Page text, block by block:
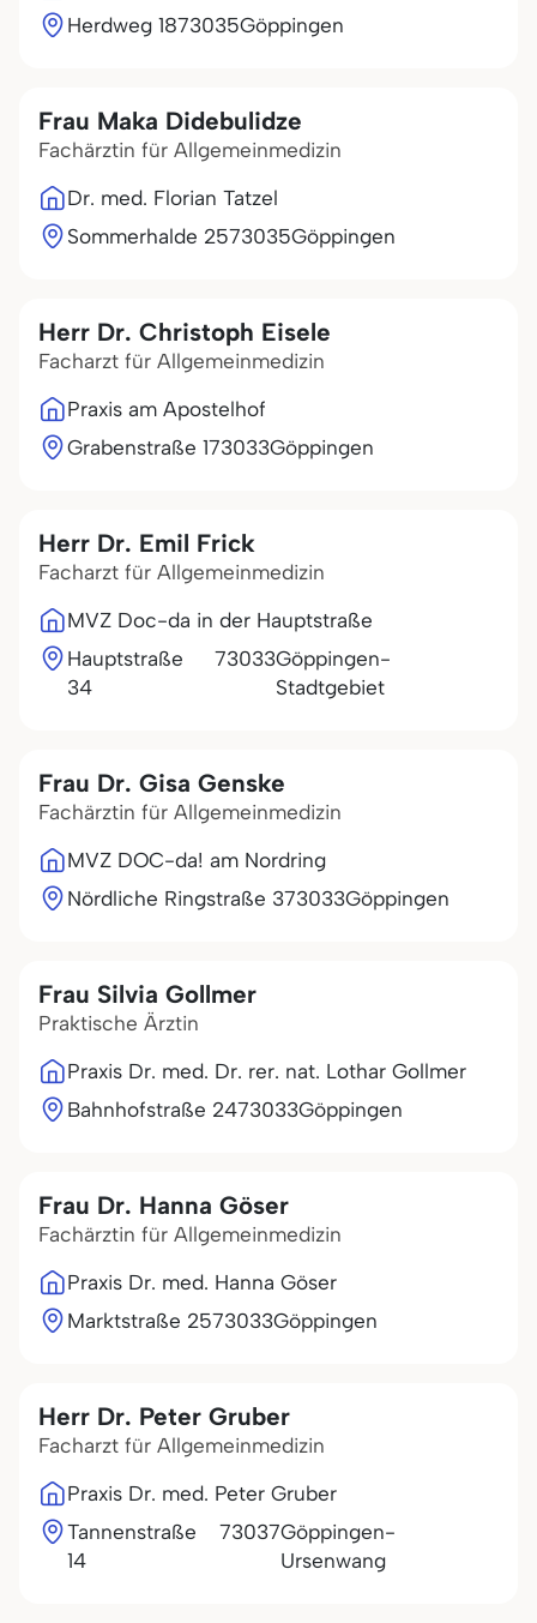
Herdweg 1873035Göppingen
Frau Maka Didebulidze
Fachärztin für Allgemeinmedizin
Dr. med. Florian Tatzel
Sommerhalde 2573035Göppingen
Herr Dr. Christoph Eisele
Facharzt für Allgemeinmedizin
Praxis am Apostelhof
Grabenstraße 173033Göppingen
Herr Dr. Emil Frick
Facharzt für Allgemeinmedizin
MVZ Doc-da in der Hauptstraße
Hauptstraße
34
73033Göppingen-
Stadtgebiet
Frau Dr. Gisa Genske
Fachärztin für Allgemeinmedizin
MVZ DOC-da! am Nordring
Nördliche Ringstraße 373033Göppingen
Frau Silvia Gollmer
Praktische Ärztin
Praxis Dr. med. Dr. rer. nat. Lothar Gollmer
Bahnhofstraße 2473033Göppingen
Frau Dr. Hanna Göser
Fachärztin für Allgemeinmedizin
Praxis Dr. med. Hanna Göser
Marktstraße 2573033Göppingen
Herr Dr. Peter Gruber
Facharzt für Allgemeinmedizin
Praxis Dr. med. Peter Gruber
Tannenstraße
14
73037Göppingen-
Ursenwang